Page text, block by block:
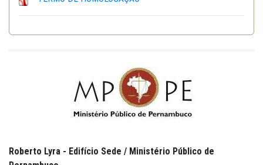
Roberto Lyra - Edifício Sede / Ministério Público de